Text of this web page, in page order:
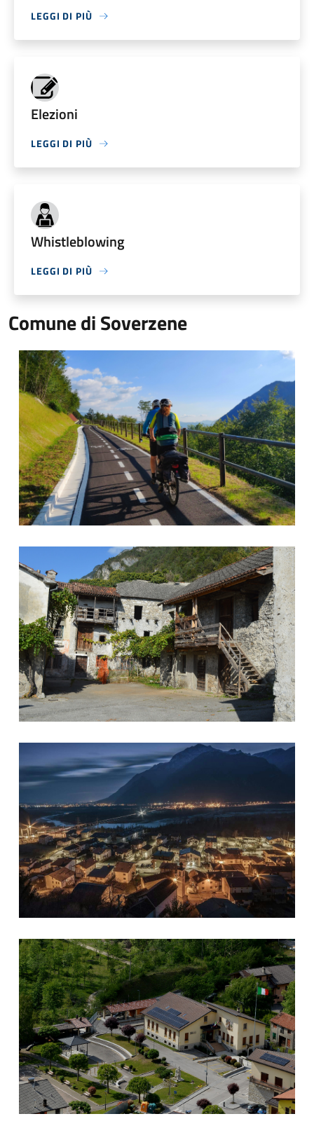
LEGGI DI PIÙ
Elezioni
LEGGI DI PIÙ
Whistleblowing
LEGGI DI PIÙ
Comune di Soverzene
Ciclabile
Soverzene - vista notturna
Municipio e parco comunale